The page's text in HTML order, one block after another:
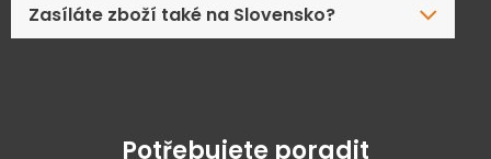
Zasíláte zboží také na Slovensko?
Potřebujete poradit